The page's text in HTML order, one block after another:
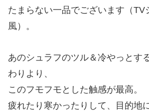
たまらない一品でございます（TV
風）。
あのシュラフのツル＆冷やっとす
わりより、
このフモフモとした触感が最高。
疲れたり寒かったりして、目的地